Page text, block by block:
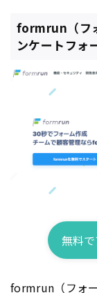
formrun（フ
ンケートフォ
無料
formrun（フォ